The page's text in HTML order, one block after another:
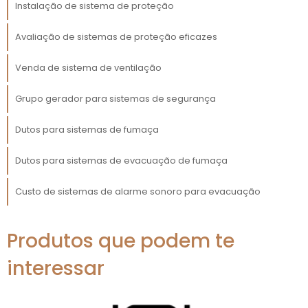
suspeitos com uma velocidade e precisão
criptografia robustas garante que as
permaneçam protegidas. Uma forte
drasticamente o risco de vazamento de
adicional de segurança que é vital em
cenários de ataques cibernéticos.
E COMPLIANCE
Ter políticas de segurança bem definidas é
Instalação de sistema de proteção
Avaliação de sistemas de proteção eficazes
Venda de sistema de ventilação
Grupo gerador para sistemas de segurança
Dutos para sistemas de fumaça
Dutos para sistemas de evacuação de fumaça
Custo de sistemas de alarme sonoro para evacuação
Produtos que podem te
interessar